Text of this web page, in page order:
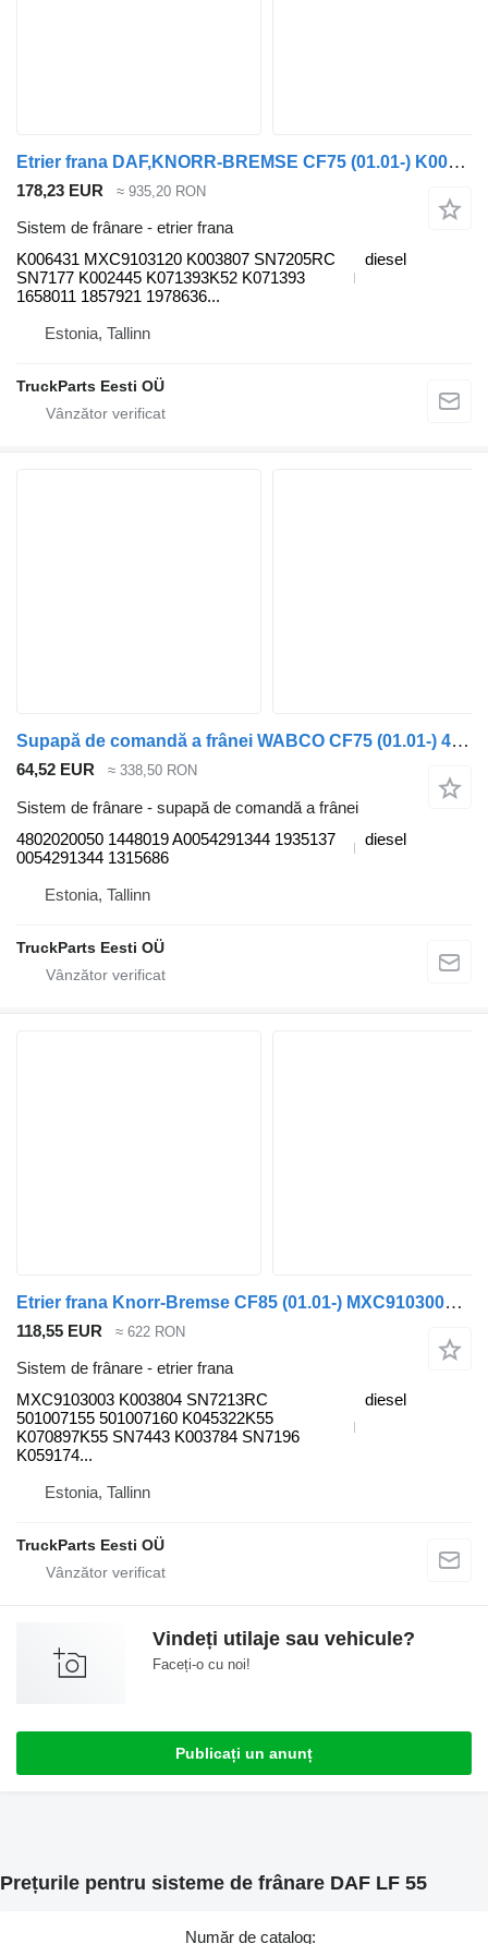
Etrier frana DAF,KNORR-BREMSE CF75 (01.01-) K006431 pentru cap tractor DAF LF45, LF55, LF180, CF65, CF75, CF85 (2001-)
178,23 EUR ≈ 935,20 RON
Sistem de frânare - etrier frana
K006431 MXC9103120 K003807 SN7205RC
SN7177 K002445 K071393K52 K071393
1658011 1857921 1978636...
diesel
Estonia, Tallinn
TruckParts Eesti OÜ
Supapă de comandă a frânei WABCO CF75 (01.01-) 4802020050 pentru cap tractor DAF LF45, LF55, LF180, CF65, CF75, CF85 (2001-)
64,52 EUR ≈ 338,50 RON
Sistem de frânare - supapă de comandă a frânei
4802020050 1448019 A0054291344 1935137
0054291344 1315686
diesel
Estonia, Tallinn
TruckParts Eesti OÜ
Etrier frana Knorr-Bremse CF85 (01.01-) MXC9103003 pentru cap tractor DAF LF45, LF55, LF180, CF65, CF75, CF85 (2001-)
118,55 EUR ≈ 622 RON
Sistem de frânare - etrier frana
MXC9103003 K003804 SN7213RC
501007155 501007160 K045322K55
K070897K55 SN7443 K003784 SN7196
K059174...
diesel
Estonia, Tallinn
TruckParts Eesti OÜ
Vindeți utilaje sau vehicule?
Faceți-o cu noi!
Publicați un anunț
Prețurile pentru sisteme de frânare DAF LF 55
Număr de catalog: